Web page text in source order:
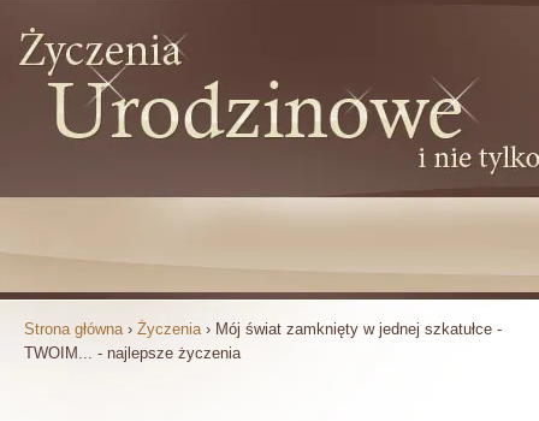
Strona główna › Życzenia › Mój świat zamknięty w jednej szkatułce -
TWOIM... - najlepsze życzenia